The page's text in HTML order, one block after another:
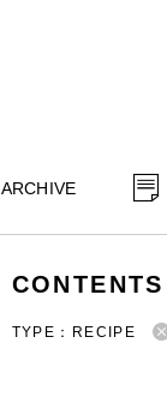
ARCHIVE
CONTENTS
TYPE：RECIPE